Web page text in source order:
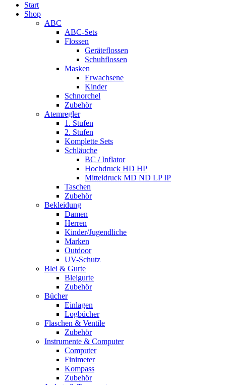
Start
Shop
ABC
ABC-Sets
Flossen
Geräteflossen
Schuhflossen
Masken
Erwachsene
Kinder
Schnorchel
Zubehör
Atemregler
1. Stufen
2. Stufen
Komplette Sets
Schläuche
BC / Inflator
Hochdruck HD HP
Mitteldruck MD ND LP IP
Taschen
Zubehör
Bekleidung
Damen
Herren
Kinder/Jugendliche
Marken
Outdoor
UV-Schutz
Blei & Gurte
Bleigurte
Zubehör
Bücher
Einlagen
Logbücher
Flaschen & Ventile
Zubehör
Instrumente & Computer
Computer
Finimeter
Kompass
Zubehör